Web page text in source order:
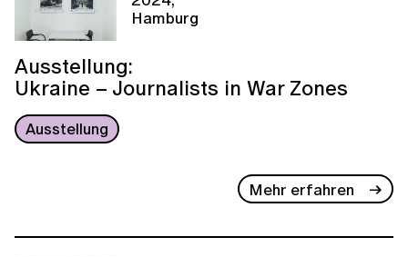
Hamburg
Ausstellung:
Ukraine – Journalists in War Zones
Ausstellung
Mehr erfahren